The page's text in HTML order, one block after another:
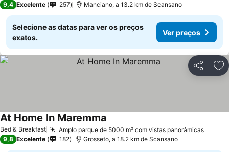
9,4 Excelente 257 Manciano, a 13.2 km de Scansano
Selecione as datas para ver os preços
exatos.
Ver preços
Partilhar
Bed & Breakfast Amplo parque de 5000 m² com vistas panorâmicas
At Home In Maremma
9,8 Excelente 182 Grosseto, a 18.2 km de Scansano